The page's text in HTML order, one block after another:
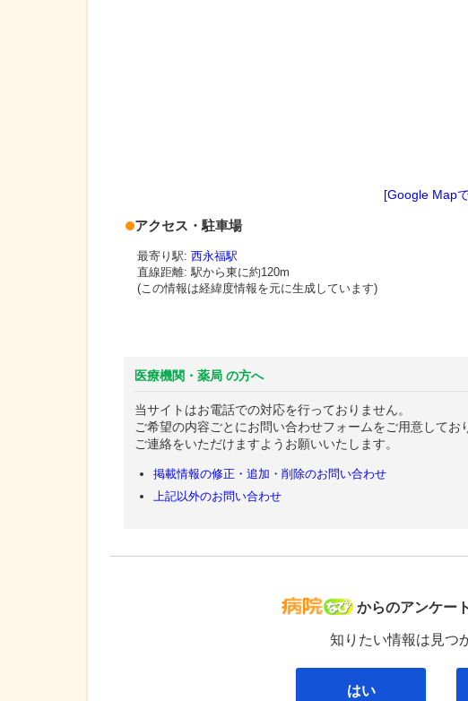
[Google Map
アクセス・駐車場
最寄り駅: 西永福駅
直線距離: 駅から東に約120m
(この情報は経緯度情報を元に生成しています)
医療機関・薬局 の方へ
当サイトはお電話での対応を行っておりません。
ご希望の内容ごとにお問い合わせフォームをご用意して
ご連絡をいただけますようお願いいたします。
掲載情報の修正・追加・削除のお問い合わせ
上記以外のお問い合わせ
病院なび
からのアンケー
知りたい情報は見つ
はい